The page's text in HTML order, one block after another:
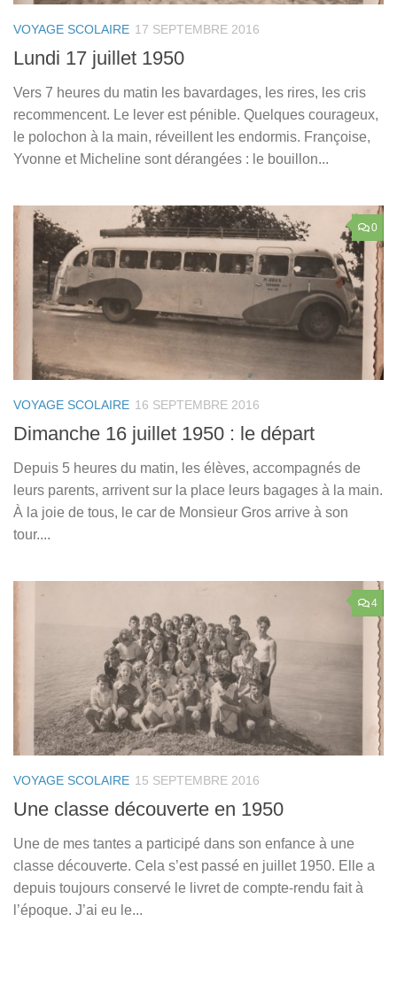
VOYAGE SCOLAIRE 17 SEPTEMBRE 2016
Lundi 17 juillet 1950
Vers 7 heures du matin les bavardages, les rires, les cris
recommencent. Le lever est pénible. Quelques courageux,
le polochon à la main, réveillent les endormis. Françoise,
Yvonne et Micheline sont dérangées : le bouillon...
0
VOYAGE SCOLAIRE 16 SEPTEMBRE 2016
Dimanche 16 juillet 1950 : le départ
Depuis 5 heures du matin, les élèves, accompagnés de
leurs parents, arrivent sur la place leurs bagages à la main.
À la joie de tous, le car de Monsieur Gros arrive à son
tour....
4
VOYAGE SCOLAIRE 15 SEPTEMBRE 2016
Une classe découverte en 1950
Une de mes tantes a participé dans son enfance à une
classe découverte. Cela s’est passé en juillet 1950. Elle a
depuis toujours conservé le livret de compte-rendu fait à
l’époque. J’ai eu le...